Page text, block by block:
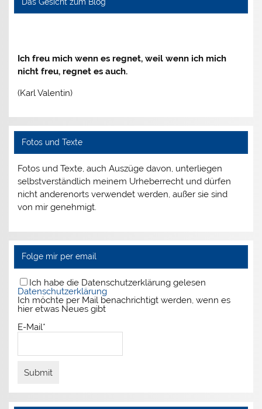
Ich freu mich wenn es regnet, weil wenn ich mich
nicht freu, regnet es auch.
(Karl Valentin)
Fotos und Texte
Fotos und Texte, auch Auszüge davon, unterliegen
selbstverständlich meinem Urheberrecht und dürfen
nicht anderenorts verwendet werden, außer sie sind
von mir genehmigt.
Folge mir per email
Ich habe die Datenschutzerklärung gelesen
Datenschutzerklärung
Ich möchte per Mail benachrichtigt werden, wenn es
hier etwas Neues gibt
E-Mail*